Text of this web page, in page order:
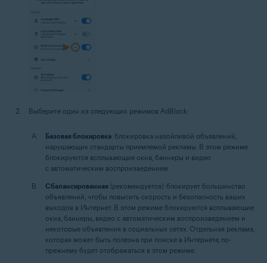
Выберите один из следующих режимов AdBlock:
Базовая блокировка: блокировка назойливой объявлений,
нарушающих стандарты приемлемой рекламы. В этом режиме
блокируются всплывающие окна, баннеры и видео
с автоматическим воспроизведением.
Сбалансированная (рекомендуется): блокирует большинство
объявлений, чтобы повысить скорость и безопасность ваших
выходов в Интернет. В этом режиме блокируются всплывающие
окна, баннеры, видео с автоматическим воспроизведением и
некоторые объявления в социальных сетях. Отдельная реклама,
которая может быть полезна при поиске в Интернете, по-
прежнему будет отображаться в этом режиме.